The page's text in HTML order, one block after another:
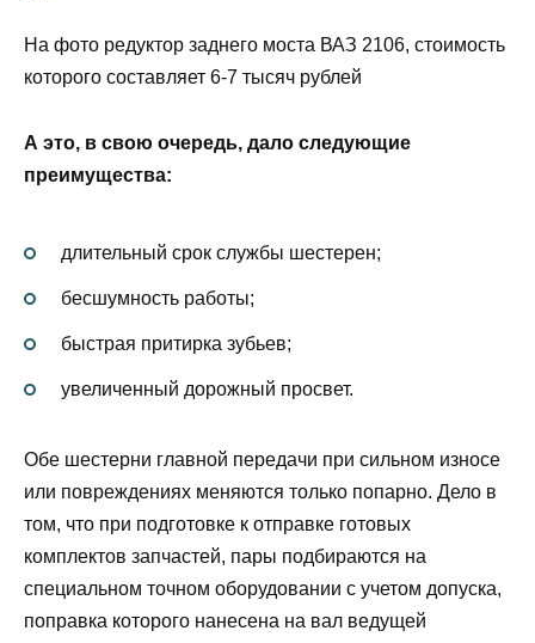
На фото редуктор заднего моста ВАЗ 2106, стоимость
которого составляет 6-7 тысяч рублей
А это, в свою очередь, дало следующие
преимущества:
длительный срок службы шестерен;
бесшумность работы;
быстрая притирка зубьев;
увеличенный дорожный просвет.
Обе шестерни главной передачи при сильном износе
или повреждениях меняются только попарно. Дело в
том, что при подготовке к отправке готовых
комплектов запчастей, пары подбираются на
специальном точном оборудовании с учетом допуска,
поправка которого нанесена на вал ведущей